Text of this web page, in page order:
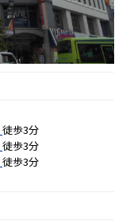
徒歩3分
徒歩3分
徒歩3分